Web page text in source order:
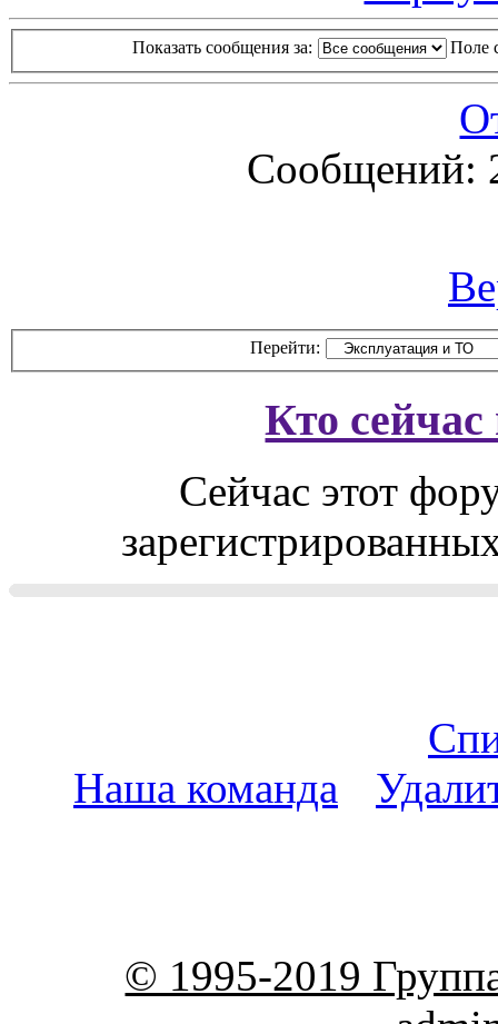
Показать сообщения за: Поле
Сообщений:
Перейти:
Кто
Сейчас этот
Наша команда
© 1995-2019